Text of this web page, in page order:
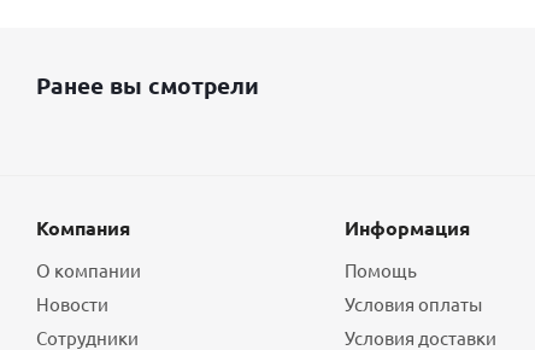
Ранее вы смотрели
Компания
О компании
Новости
Сотрудники
Информация
Помощь
Условия оплаты
Условия доставки